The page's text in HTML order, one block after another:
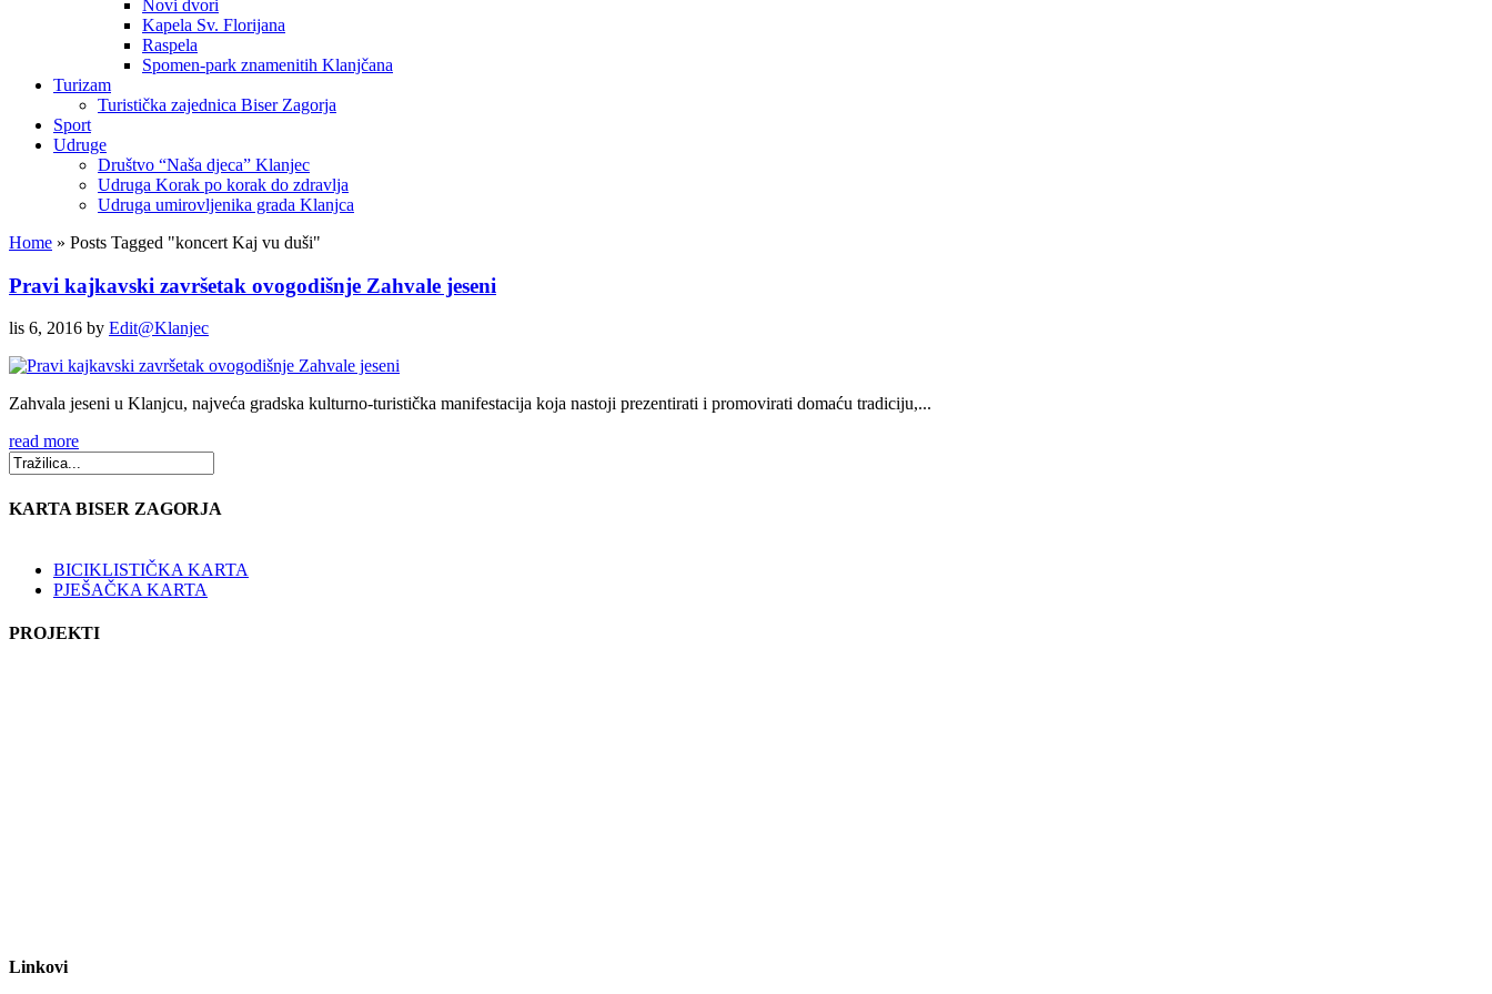
Novi dvori
Kapela Sv. Florijana
Raspela
Spomen-park znamenitih Klanjčana
Turizam
Turistička zajednica Biser Zagorja
Sport
Udruge
Društvo “Naša djeca” Klanjec
Udruga Korak po korak do zdravlja
Udruga umirovljenika grada Klanjca
Home » Posts Tagged "koncert Kaj vu duši"
Pravi kajkavski završetak ovogodišnje Zahvale jeseni
lis 6, 2016 by Edit@Klanjec
Zahvala jeseni u Klanjcu, najveća gradska kulturno-turistička manifestacija koja nastoji prezentirati i promovirati domaću tradiciju,...
read more
KARTA BISER ZAGORJA
BICIKLISTIČKA KARTA
PJEŠAČKA KARTA
PROJEKTI
Linkovi